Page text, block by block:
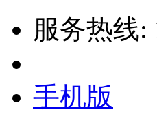
服务热线:
手机版